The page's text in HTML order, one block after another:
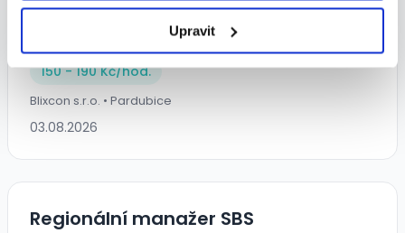
Upravit
stabilní zaměstnance - Pardubice
150 - 190 Kč/hod.
Blixcon s.r.o. • Pardubice
03.08.2026
Regionální manažer SBS